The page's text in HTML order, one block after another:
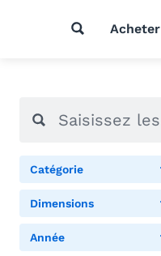
Acheter
Catégorie
Dimensions
Année